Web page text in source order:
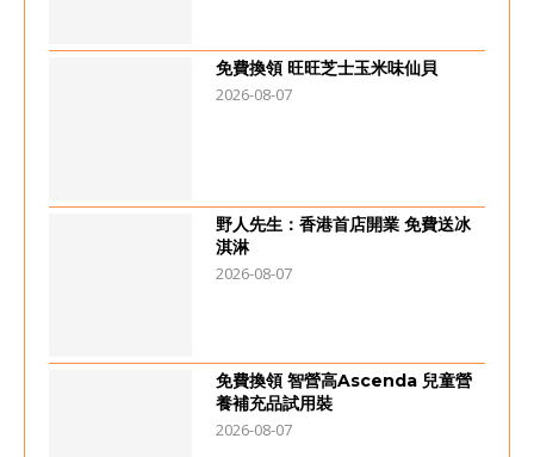
免費換領 旺旺芝士玉米味仙貝
2026-08-07
野人先生：香港首店開業 免費送冰
淇淋
2026-08-07
免費換領 智營高Ascenda 兒童營
養補充品試用裝
2026-08-07